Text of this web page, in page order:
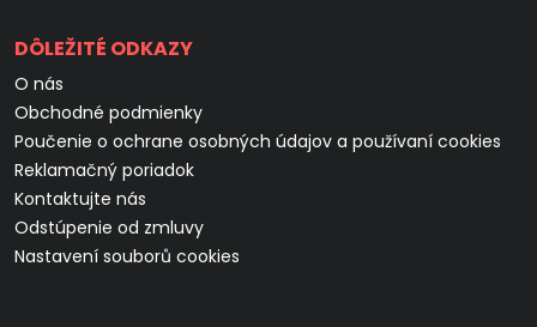
DÔLEŽITÉ ODKAZY
O nás
Obchodné podmienky
Poučenie o ochrane osobných údajov a používaní cookies
Reklamačný poriadok
Kontaktujte nás
Odstúpenie od zmluvy
Nastavení souborů cookies